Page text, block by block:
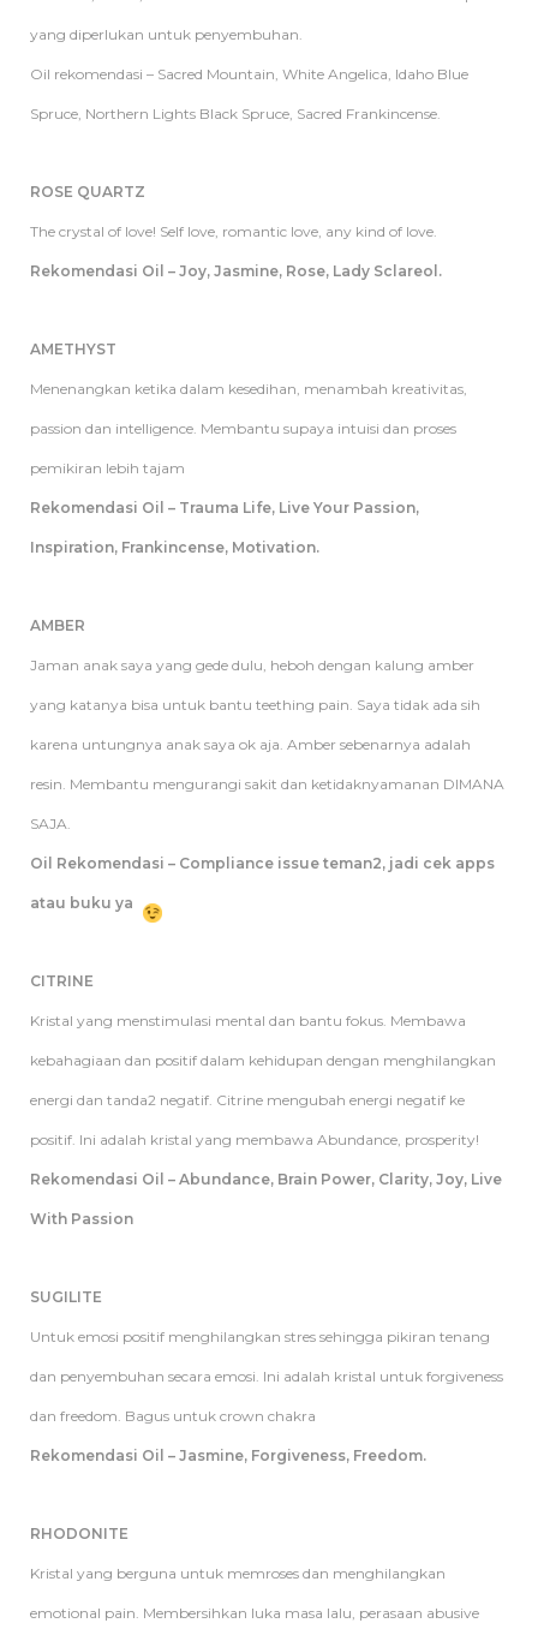
yang diperlukan untuk penyembuhan.
Oil rekomendasi – Sacred Mountain, White Angelica, Idaho Blue
Spruce, Northern Lights Black Spruce, Sacred Frankincense.
ROSE QUARTZ
The crystal of love! Self love, romantic love, any kind of love.
Rekomendasi Oil – Joy, Jasmine, Rose, Lady Sclareol.
AMETHYST
Menenangkan ketika dalam kesedihan, menambah kreativitas,
passion dan intelligence. Membantu supaya intuisi dan proses
pemikiran lebih tajam
Rekomendasi Oil – Trauma Life, Live Your Passion,
Inspiration, Frankincense, Motivation.
AMBER
Jaman anak saya yang gede dulu, heboh dengan kalung amber
yang katanya bisa untuk bantu teething pain. Saya tidak ada sih
karena untungnya anak saya ok aja. Amber sebenarnya adalah
resin. Membantu mengurangi sakit dan ketidaknyamanan DIMANA
SAJA.
Oil Rekomendasi – Compliance issue teman2, jadi cek apps
atau buku ya
CITRINE
Kristal yang menstimulasi mental dan bantu fokus. Membawa
kebahagiaan dan positif dalam kehidupan dengan menghilangkan
energi dan tanda2 negatif. Citrine mengubah energi negatif ke
positif. Ini adalah kristal yang membawa Abundance, prosperity!
Rekomendasi Oil – Abundance, Brain Power, Clarity, Joy, Live
With Passion
SUGILITE
Untuk emosi positif menghilangkan stres sehingga pikiran tenang
dan penyembuhan secara emosi. Ini adalah kristal untuk forgiveness
dan freedom. Bagus untuk crown chakra
Rekomendasi Oil – Jasmine, Forgiveness, Freedom.
RHODONITE
Kristal yang berguna untuk memroses dan menghilangkan
emotional pain. Membersihkan luka masa lalu, perasaan abusive